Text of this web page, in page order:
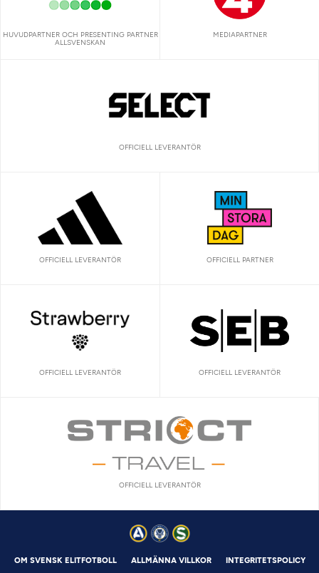
HUVUDPARTNER OCH PRESENTING PARTNER
ALLSVENSKAN
MEDIAPARTNER
OFFICIELL LEVERANTÖR
OFFICIELL LEVERANTÖR OFFICIELL PARTNER
OFFICIELL LEVERANTÖR OFFICIELL LEVERANTÖR
OFFICIELL LEVERANTÖR
OM SVENSK ELITFOTBOLL ALLMÄNNA VILLKOR INTEGRITETSPOLICY